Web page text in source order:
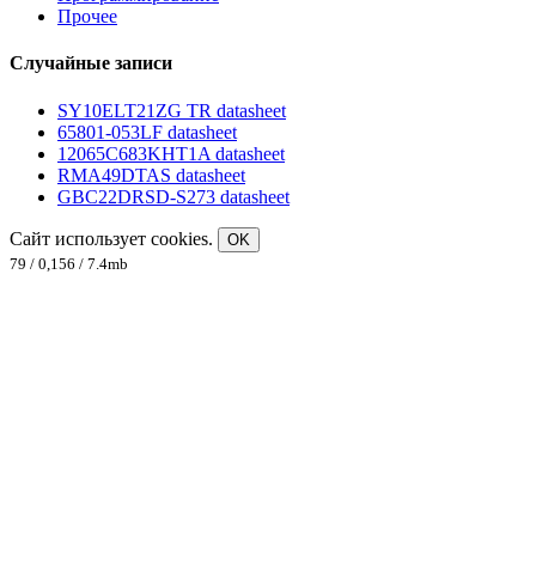
Прочее
Случайные записи
SY10ELT21ZG TR datasheet
65801-053LF datasheet
12065C683KHT1A datasheet
RMA49DTAS datasheet
GBC22DRSD-S273 datasheet
Сайт использует cookies.
OK
79 / 0,156 / 7.4mb